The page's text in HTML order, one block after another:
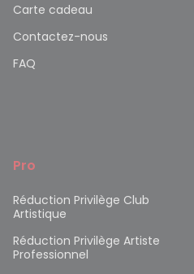
Carte cadeau
Contactez-nous
FAQ
Pro
Réduction Privilège Club
Artistique
Réduction Privilège Artiste
Professionnel